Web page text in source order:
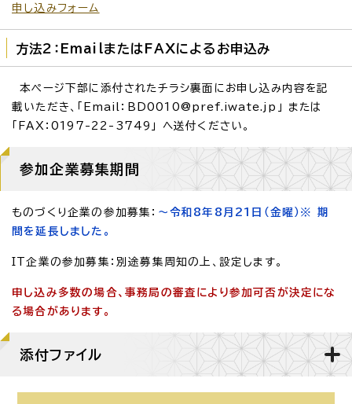
申し込みフォーム
方法2：EmailまたはFAXによるお申込み
本ページ下部に添付されたチラシ裏面にお申し込み内容を記
載いただき、「Email：BD0010@pref.iwate.jp」 または
「FAX：0197-22-3749」 へ送付ください。
参加企業募集期間
ものづくり企業の参加募集： ～令和8年8月21日（金曜）※ 期
間を延長しました。
IT企業の参加募集：別途募集周知の上、設定します。
申し込み多数の場合、事務局の審査により参加可否が決定にな
る場合があります。
添付ファイル